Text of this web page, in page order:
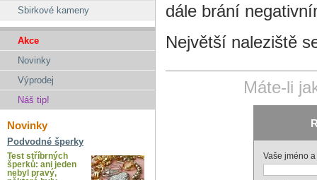
Sbirkové kameny
Akce
Novinky
Výprodej
Náš tip!
Novinky
Podvodné šperky
Test stříbrných
šperků: ani jeden
nebyl pravý,
dále brání
Největší naleziště
Máte-li
Vaše jméno